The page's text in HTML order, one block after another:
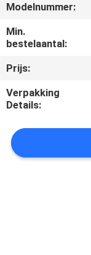
NEEM
CONTACT
MET
ONS
OP
Modelnummer:
Min.
bestelaantal:
Prijs:
Verpakking
Details: